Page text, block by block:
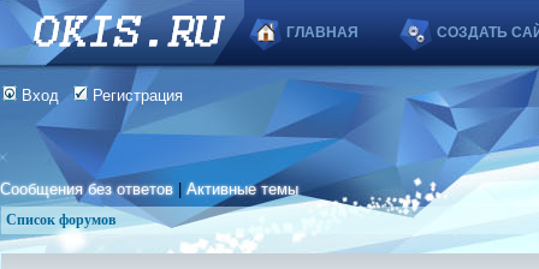
ГЛАВНАЯ СОЗДАТЬ
Вход Регистрация
Сообщения без ответов |Активные темы
Список форумов